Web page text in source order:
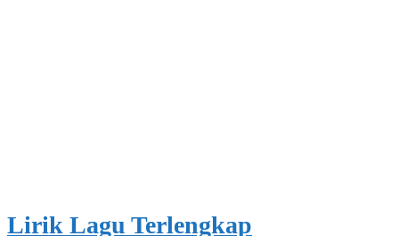
Lirik Lagu Terlengkap